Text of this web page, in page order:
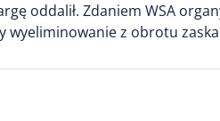
oddalił. Zdaniem WSA
z obrotu